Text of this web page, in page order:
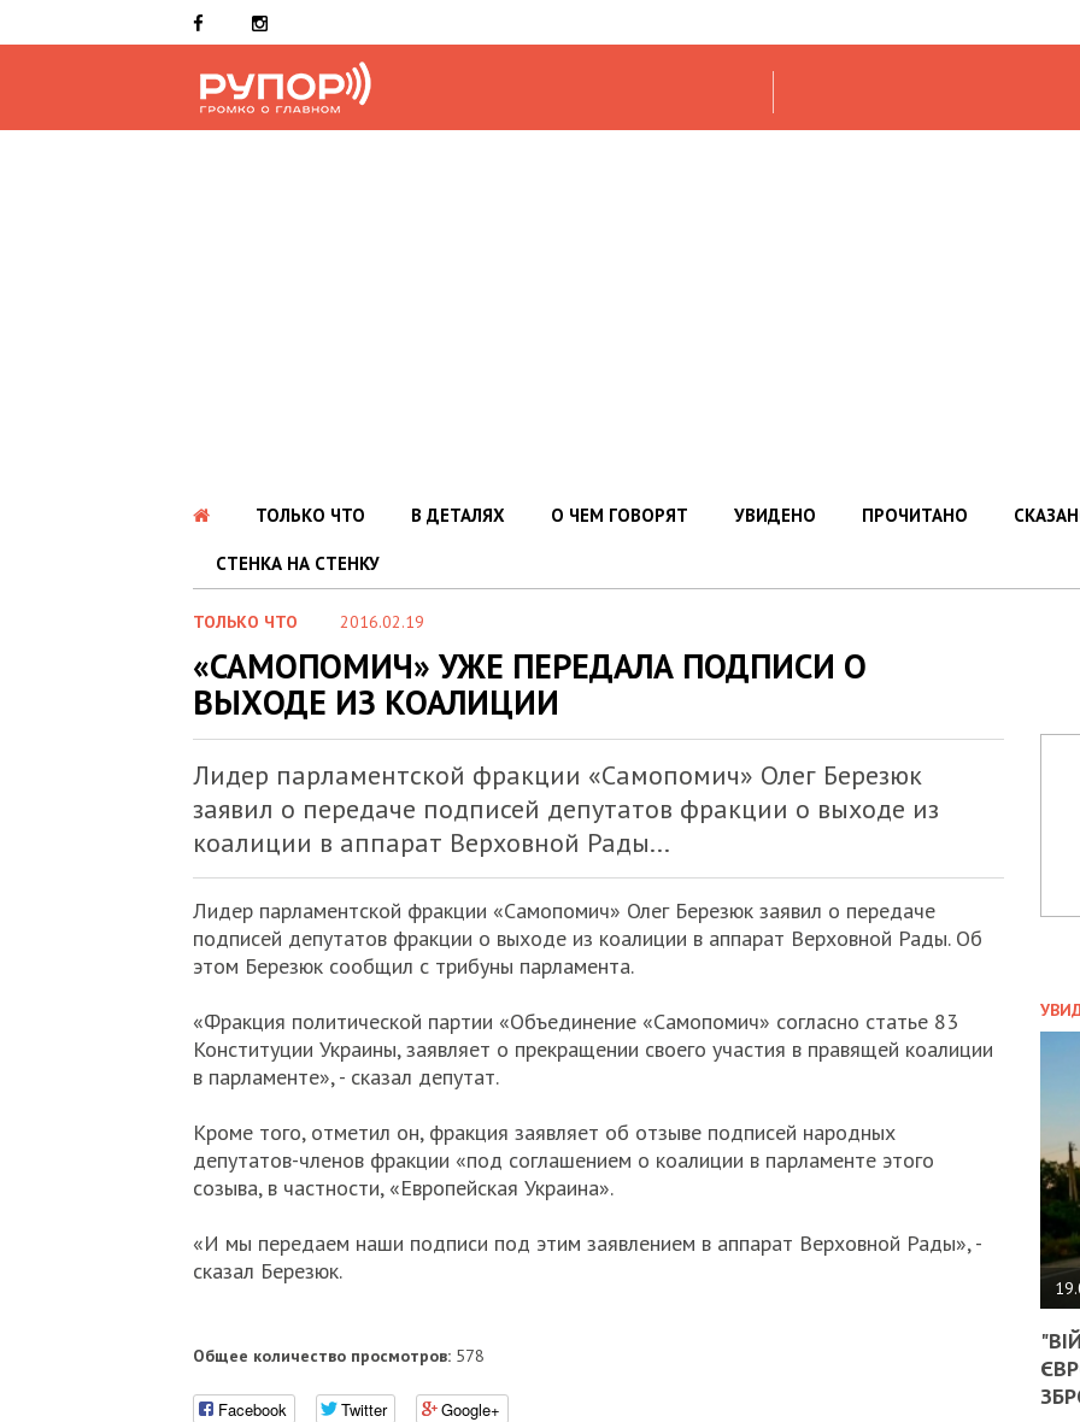
ТОЛЬКО ЧТО В ДЕТАЛЯХ О ЧЕМ ГОВОРЯТ УВИДЕНО ПРОЧИТАНО
СТЕНКА НА СТЕНКУ
ТОЛЬКО ЧТО 2016.02.19
«САМОПОМИЧ» УЖЕ ПЕРЕДАЛА ПОДПИСИ О
ВЫХОДЕ ИЗ КОАЛИЦИИ
Лидер парламентской фракции «Самопомич» Олег Березюк
заявил о передаче подписей депутатов фракции о выходе из
коалиции в аппарат Верховной Рады...
Лидер парламентской фракции «Самопомич» Олег Березюк заявил о передаче
подписей депутатов фракции о выходе из коалиции в аппарат Верховной Рады. Об
этом Березюк сообщил с трибуны парламента.
«Фракция политической партии «Объединение «Самопомич» согласно статье 83
Конституции Украины, заявляет о прекращении своего участия в правящей коалиции
в парламенте», - сказал депутат.
Кроме того, отметил он, фракция заявляет об отзыве подписей народных
депутатов-членов фракции «под соглашением о коалиции в парламенте этого
созыва, в частности, «Европейская Украина».
«И мы передаем наши подписи под этим заявлением в аппарат Верховной Рады», -
сказал Березюк.
Общее количество просмотров:578
Facebook Twitter Google+
НА